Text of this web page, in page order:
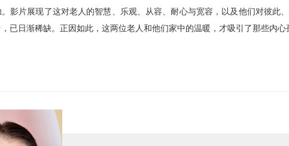
影片展现了这对老人的智慧、乐观、从容、耐心与宽容，以及他们对彼此
已日渐稀缺。正因如此，这两位老人和他们家中的温暖，才吸引了那些内心